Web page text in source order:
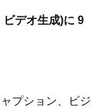
デオ生成)に 9
プション、ビジ